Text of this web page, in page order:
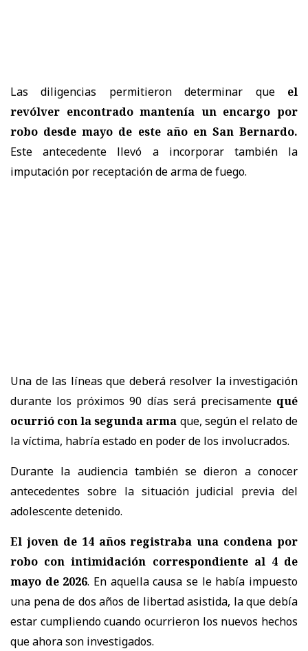
Las diligencias permitieron determinar que el
revólver encontrado mantenía un encargo por
robo desde mayo de este año en San Bernardo.
Este antecedente llevó a incorporar también la
imputación por receptación de arma de fuego.
Una de las líneas que deberá resolver la investigación
durante los próximos 90 días será precisamentequé
ocurrió con la segunda arma que, según el relato de
la víctima, habría estado en poder de los involucrados.
Durante la audiencia también se dieron a conocer
antecedentes sobre la situación judicial previa del
adolescente detenido.
El joven de 14 años registraba una condena por
robo con intimidación correspondiente al 4 de
mayo de 2026. En aquella causa se le había impuesto
una pena de dos años de libertad asistida, la que debía
estar cumpliendo cuando ocurrieron los nuevos hechos
que ahora son investigados.